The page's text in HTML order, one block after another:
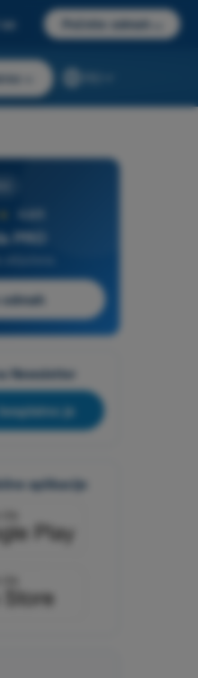
Počnite odmah
4,6/5
PRO
Newsletter
je
aplikacije